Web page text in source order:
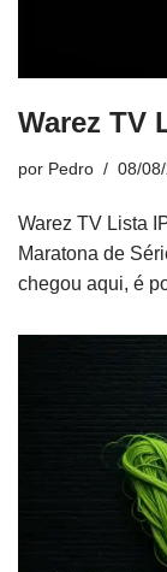
Warez TV
por Pedro 08/
Warez TV Lista
Maratona de
chegou aqui, é